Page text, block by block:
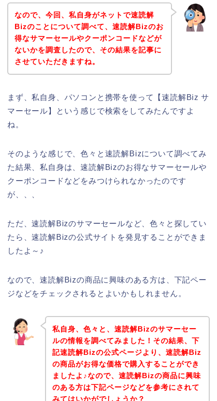
なので、今回、私自身がネットで速読解
Bizのことについて調べて、速読解Bizのお
得なサマーセールやクーポンコードなどが
ないかを調査したので、その結果を記事に
させていただきますね。
まず、私自身、パソコンと携帯を使って【速読解Biz サ
マーセール】という感じで検索をしてみたんですよ
ね。
そのような感じで、色々と速読解Bizについて調べてみ
た結果、私自身は、速読解Bizのお得なサマーセールや
クーポンコードなどをみつけられなかったのです
が、、、
ただ、速読解Bizのサマーセールなど、色々と探してい
たら、速読解Bizの公式サイトを発見することができま
したよ～♪
なので、速読解Bizの商品に興味のある方は、下記ペー
ジなどをチェックされるとよいかもしれません。
私自身、色々と、速読解Bizのサマーセー
ルの情報を調べてみました！その結果、下
記速読解Bizの公式ページより、速読解Biz
の商品がお得な価格で購入することができ
ましたよ♪なので、速読解Bizの商品に興味
のある方は下記ページなどを参考にされて
みてはいかがでしょうか？